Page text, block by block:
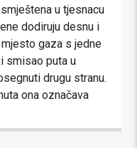
u tjesnacu
dodiruju desnu i
gaza s jedne
smisao puta u
drugu stranu.
ona označava